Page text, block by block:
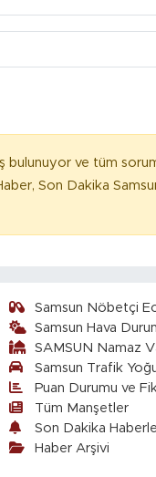
bulunuyor ve tüm
Son Dakika
Samsun Nöbetçi
Samsun Hava
SAMSUN Namaz
Samsun Trafik
Puan Durumu ve
Tüm Manşetler
Son Dakika
Haber Arşivi